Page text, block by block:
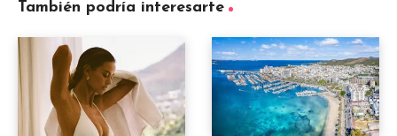
También podría interesarte